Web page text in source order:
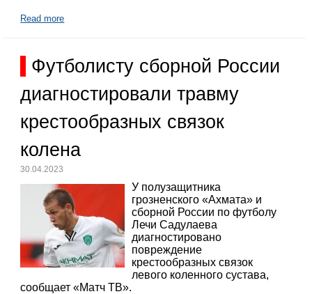
Read more
Футболисту сборной России
диагностировали травму
крестообразных связок
колена
30.04.2023
У полузащитника
грозненского «Ахмата» и
сборной России по футболу
Лечи Садулаева
диагностировано
повреждение
крестообразных связок
левого коленного сустава,
сообщает «Матч ТВ».